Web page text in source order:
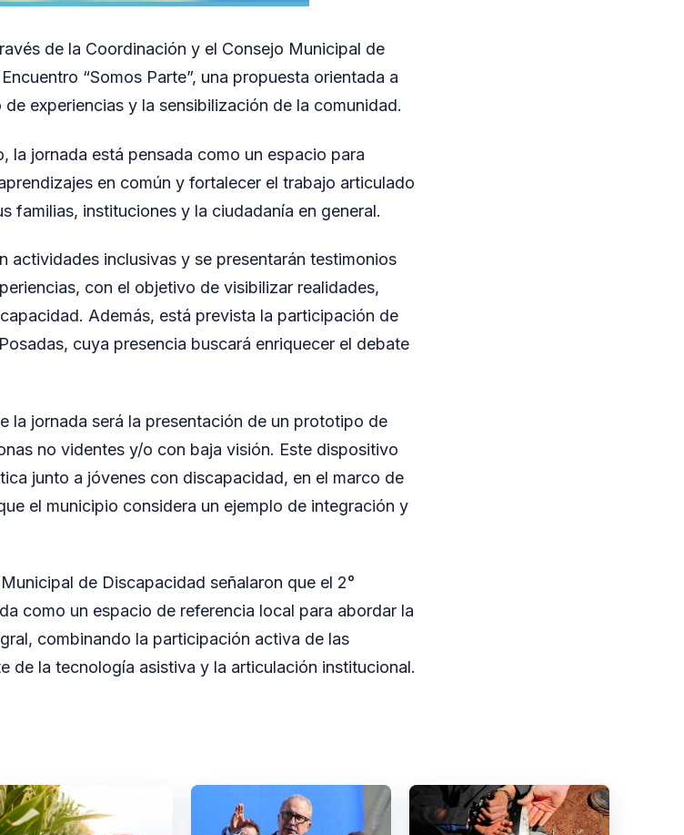
de la Coordinación y el Consejo Municipal de
“Somos Parte”, una propuesta orientada a
experiencias y la sensibilización de la comunidad.
la jornada está pensada como un espacio para
en común y fortalecer el trabajo articulado
familias, instituciones y la ciudadanía en general.
actividades inclusivas y se presentarán testimonios
con el objetivo de visibilizar realidades,
Además, está prevista la participación de
cuya presencia buscará enriquecer el debate
la jornada será la presentación de un prototipo de
no videntes y/o con baja visión. Este dispositivo
junto a jóvenes con discapacidad, en el marco de
el municipio considera un ejemplo de integración y
de Discapacidad señalaron que el 2°
como un espacio de referencia local para abordar la
combinando la participación activa de las
de la tecnología asistiva y la articulación institucional.